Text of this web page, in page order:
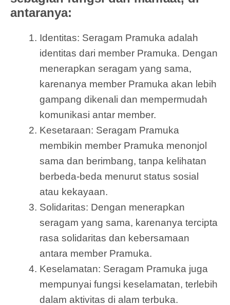
antaranya:
Identitas: Seragam Pramuka adalah
identitas dari member Pramuka. Dengan
menerapkan seragam yang sama,
karenanya member Pramuka akan lebih
gampang dikenali dan mempermudah
komunikasi antar member.
Kesetaraan: Seragam Pramuka
membikin member Pramuka menonjol
sama dan berimbang, tanpa kelihatan
berbeda-beda menurut status sosial
atau kekayaan.
Solidaritas: Dengan menerapkan
seragam yang sama, karenanya tercipta
rasa solidaritas dan kebersamaan
antara member Pramuka.
Keselamatan: Seragam Pramuka juga
mempunyai fungsi keselamatan, terlebih
dalam aktivitas di alam terbuka.